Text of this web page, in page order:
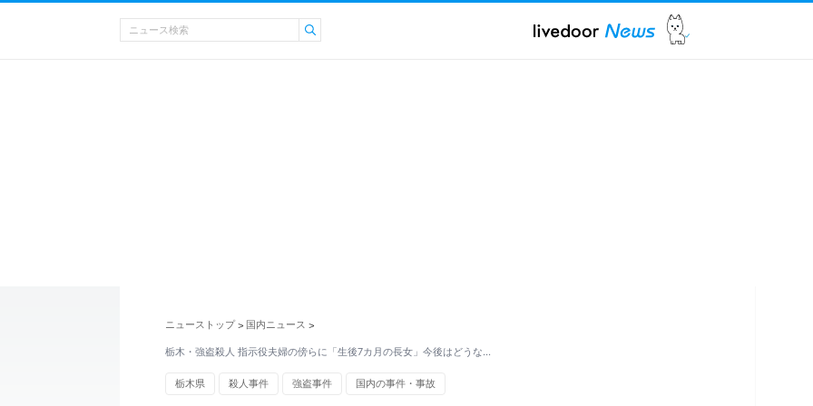
ニューストップ > 国内ニュース >
栃木・強盗殺人 指示役夫婦の傍らに「生後7カ月の長女」今後はどうな…
栃木県 殺人事件 強盗事件 国内の事件・事故